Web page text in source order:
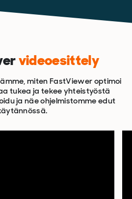
videoesittely
miten FastViewer optimoi
tukea ja tekee yhteistyöstä
ja näe ohjelmistomme edut